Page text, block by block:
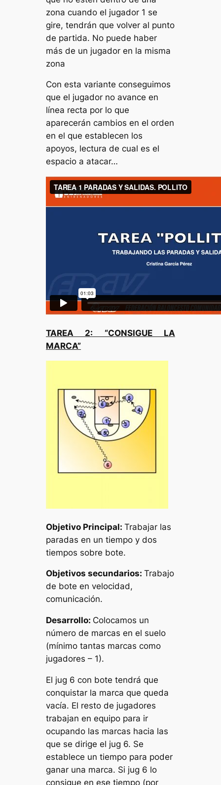
zona cuando el jugador 1 se
gire, tendrán que volver al punto
de partida. No puede haber
más de un jugador en la misma
zona
Con esta variante conseguimos
que el jugador no avance en
línea recta por lo que
aparecerán cambios en el orden
en el que establecen los
apoyos, lectura de cual es el
espacio a atacar…
TAREA 2: “CONSIGUE LA
MARCA”
Objetivo Principal:Trabajar las
paradas en un tiempo y dos
tiempos sobre bote.
Objetivos secundarios:Trabajo
de bote en velocidad,
comunicación.
Desarrollo: Colocamos un
número de marcas en el suelo
(mínimo tantas marcas como
jugadores – 1).
El jug 6 con bote tendrá que
conquistar la marca que queda
vacía. El resto de jugadores
trabajan en equipo para ir
ocupando las marcas hacia las
que se dirige el jug 6. Se
establece un tiempo para poder
ganar una marca. Si jug 6 lo
consigue en ese tiempo (por